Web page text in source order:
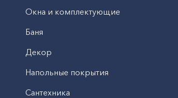
Окна и комплектующие
Баня
Декор
Напольные покрытия
Сантехника